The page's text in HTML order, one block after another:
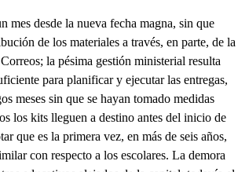
mes desde la nueva fecha magna, sin que
de los materiales a través, en parte, de la
la pésima gestión ministerial resulta
para planificar y ejecutar las entregas,
meses sin que se hayan tomado medidas
los kits lleguen a destino antes del inicio de
que es la primera vez, en más de seis años,
con respecto a los escolares. La demora